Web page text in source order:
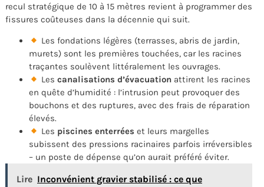
recul stratégique de 10 à 15 mètres revient à programmer des
fissures coûteuses dans la décennie qui suit.
Les fondations légères (terrasses, abris de jardin,
murets) sont les premières touchées, car les racines
traçantes soulèvent littéralement les ouvrages.
Lescanalisations d’évacuation attirent les racines
en quête d’humidité : l’intrusion peut provoquer des
bouchons et des ruptures, avec des frais de réparation
élevés.
Les piscines enterrées et leurs margelles
subissent des pressions racinaires parfois irréversibles
– un poste de dépense qu’on aurait préféré éviter.
Lire Inconvénient gravier stabilisé : ce que